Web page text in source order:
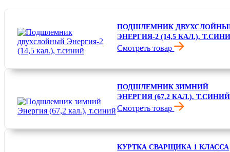
ПОДШЛЕМНИК
ЭНЕРГИЯ-2 (14,5 КАЛ.),
Смотреть товар
ПОДШЛЕМНИК ЗИМНИЙ
ЭНЕРГИЯ (67,2 КАЛ.), Т.СИНИЙ
Смотреть товар
КУРТКА СВАРЩИКА 1 КЛАССА